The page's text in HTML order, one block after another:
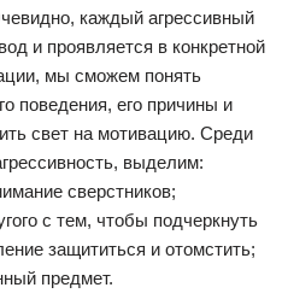
каждый агрессивный
и проявляется в конкретной
мы сможем понять
поведения, его причины и
свет на мотивацию. Среди
выделим:
сверстников;
с тем, чтобы подчеркнуть
защититься и отомстить;
предмет.